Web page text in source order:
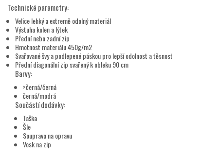
Technické parametry:
Velice lehký a extremě odolný materiál
Výstuha kolen a lýtek
Přední nebo zadní zip
Hmotnost materiálu 450g/m2
Svařované švy a podlepené páskou pro lepší odolnost a těsnost
Přední diagonální zip svařený k obleku 90 cm
Barvy:
>černá/černá
černá/modrá
Součástí dodávky:
Taška
Šle
Souprava na opravu
Vosk na zip